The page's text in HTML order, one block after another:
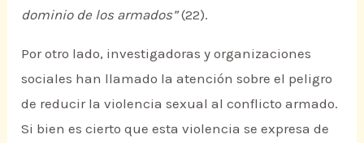
dominio de los armados”(22).
Por otro lado, investigadoras y organizaciones
sociales han llamado la atención sobre el peligro
de reducir la violencia sexual al conflicto armado.
Si bien es cierto que esta violencia se expresa de